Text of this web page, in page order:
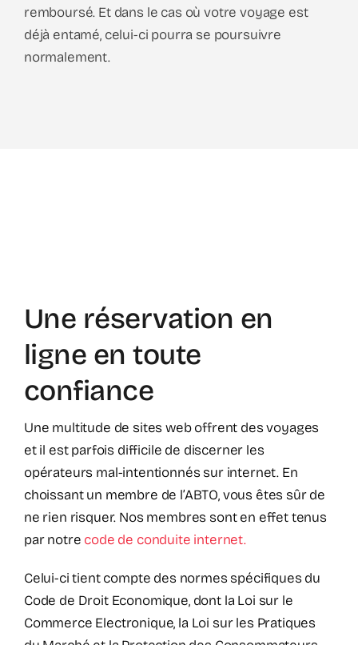
remboursé. Et dans le cas où votre voyage est
déjà entamé, celui-ci pourra se poursuivre
normalement.
Une réservation en
ligne en toute
confiance
Une multitude de sites web offrent des voyages
et il est parfois difficile de discerner les
opérateurs mal-intentionnés sur internet. En
choissant un membre de l’ABTO, vous êtes sûr de
ne rien risquer. Nos membres sont en effet tenus
par notre code de conduite internet.
Celui-ci tient compte des normes spécifiques du
Code de Droit Economique, dont la Loi sur le
Commerce Electronique, la Loi sur les Pratiques